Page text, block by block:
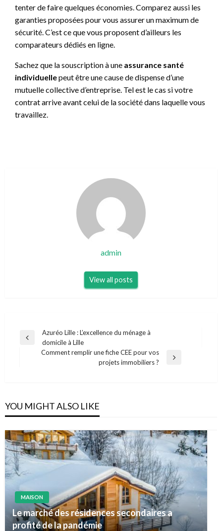
tenter de faire quelques économies. Comparez aussi les
garanties proposées pour vous assurer un maximum de
sécurité. C’est ce que vous proposent d’ailleurs les
comparateurs dédiés en ligne.
Sachez que la souscription à une assurance santé
individuellepeut être une cause de dispense d’une
mutuelle collective d’entreprise. Tel est le cas si votre
contrat arrive avant celui de la société dans laquelle vous
travaillez.
admin
View all posts
Navigation
Previous
Azuréo Lille : L’excellence du ménage à
domicile à Lille
Comment remplir une fiche CEE pour vos
projets immobiliers ?
YOU MIGHT ALSO LIKE
MAISON
Le marché des résidences secondaires a
profité de la pandémie